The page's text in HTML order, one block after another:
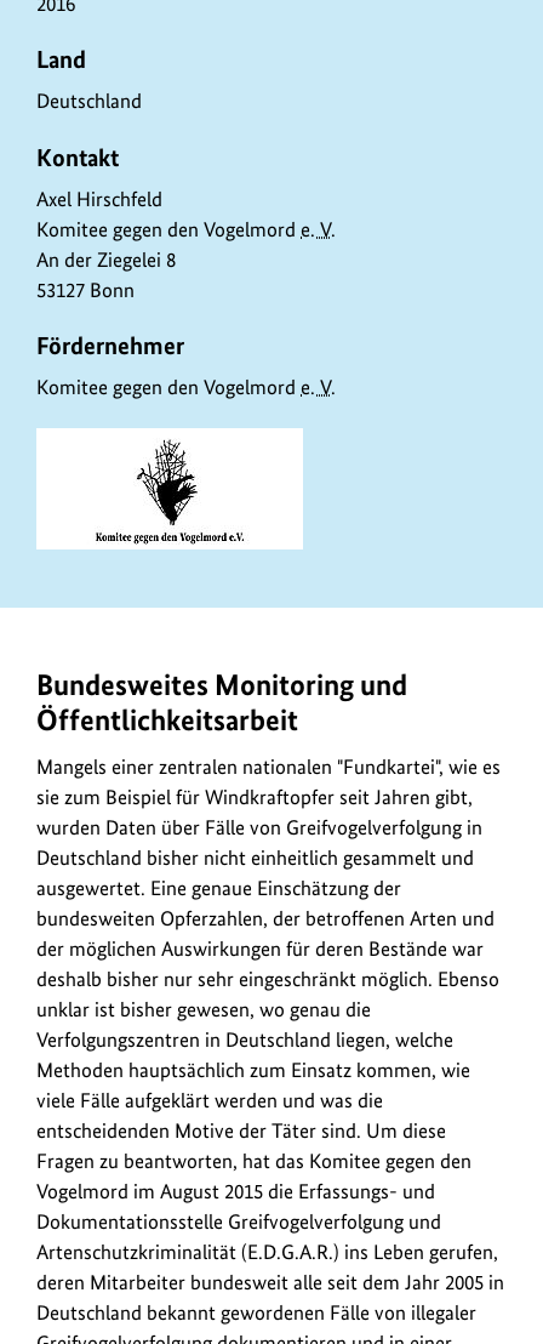
e
k
t
d
a
t
e
n
Land
Deutschland
Kontakt
Axel Hirschfeld
Komitee gegen den Vogelmord e. V.
An der Ziegelei 8
53127 Bonn
Fördernehmer
Komitee gegen den Vogelmord e. V.
Bundesweites Monitoring und
Öffentlichkeitsarbeit
Mangels einer zentralen nationalen "Fundkartei", wie es
sie zum Beispiel für Windkraftopfer seit Jahren gibt,
wurden Daten über Fälle von Greifvogelverfolgung in
Deutschland bisher nicht einheitlich gesammelt und
ausgewertet. Eine genaue Einschätzung der
bundesweiten Opferzahlen, der betroffenen Arten und
der möglichen Auswirkungen für deren Bestände war
deshalb bisher nur sehr eingeschränkt möglich. Ebenso
unklar ist bisher gewesen, wo genau die
Verfolgungszentren in Deutschland liegen, welche
Methoden hauptsächlich zum Einsatz kommen, wie
viele Fälle aufgeklärt werden und was die
entscheidenden Motive der Täter sind. Um diese
Fragen zu beantworten, hat das Komitee gegen den
Vogelmord im August 2015 die Erfassungs- und
Dokumentationsstelle Greifvogelverfolgung und
Artenschutzkriminalität (E.D.G.A.R.) ins Leben gerufen,
deren Mitarbeiter bundesweit alle seit dem Jahr 2005 in
Deutschland bekannt gewordenen Fälle von illegaler